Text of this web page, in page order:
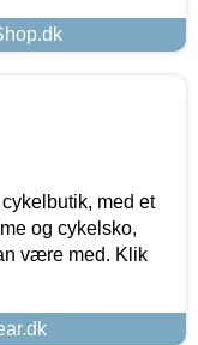
med et
og cykelsko,
være med. Klik